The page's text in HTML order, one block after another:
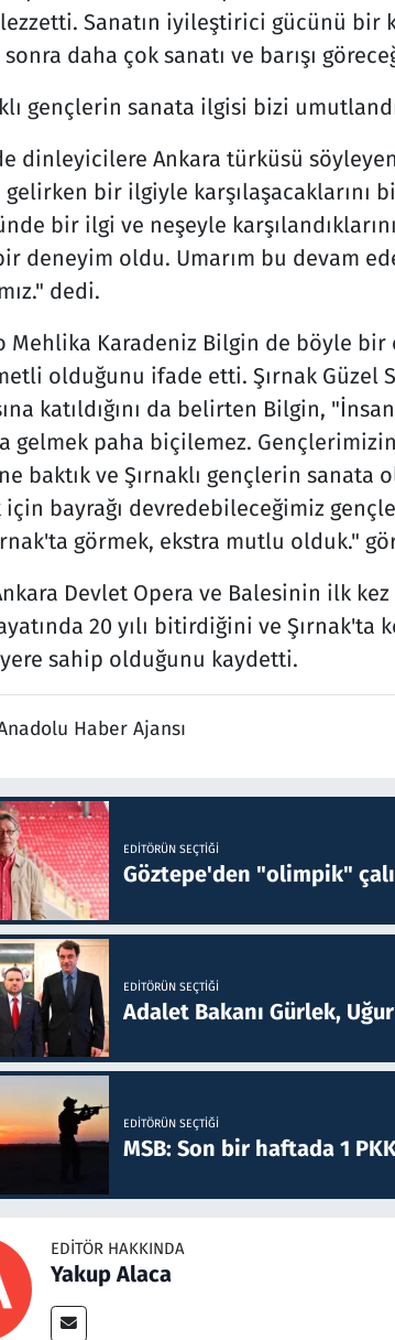
Sanatın iyileştirici gücünü bir
daha çok sanatı ve barışı
gençlerin sanata ilgisi bizi
dinleyicilere Ankara türküsü
gelirken bir ilgiyle
bir ilgi ve neşeyle
deneyim oldu. Umarım bu devam
dedi.
Mehlika Karadeniz Bilgin de böyle bir
olduğunu ifade etti. Şırnak Güzel
katıldığını da belirten Bilgin,
gelmek paha biçilemez.
baktık ve Şırnaklı gençlerin sanata
için bayrağı devredebileceğimiz
görmek, ekstra mutlu olduk."
Devlet Opera ve Balesinin ilk
20 yılı bitirdiğini ve
sahip olduğunu kaydetti.
Haber Ajansı
EDITÖRÜN SEÇTIĞI
Göztepe'den "olimpik"
EDITÖRÜN SEÇTIĞI
Adalet Bakanı Gürlek,
EDITÖRÜN SEÇTIĞI
MSB: Son bir haftada 1
EDITÖR HAKKINDA
Yakup Alaca